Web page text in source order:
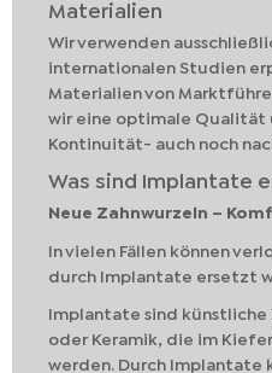
Materialien
Wir verwenden
internationalen Studien
Materialien von
wir eine optimale Qualität
Kontinuität- auch noch
Was sind Implantate
Neue Zahnwurzeln –
In vielen Fällen können
durch Implantate ersetzt
Implantate sind künstliche
oder Keramik, die im
werden. Durch Implantate